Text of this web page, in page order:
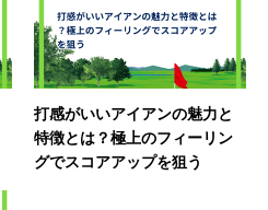
打感がいいアイアンの魅力と
特徴とは？極上のフィーリン
グでスコアアップを狙う